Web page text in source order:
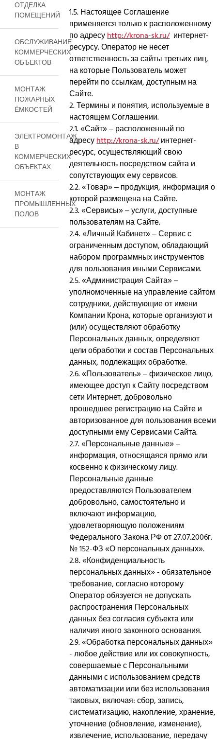
1.5. Настоящее Соглашение
применяется только к расположенному
по адресуhttp://krona-sk.ru/интернет-
ресурсу. Оператор не несет
ответственность за сайты третьих лиц,
на которые Пользователь может
перейти по ссылкам, доступным на
Сайте.
2. Термины и понятия, используемые в
настоящем Соглашении.
2.1. «Сайт» – расположенный по
адресуhttp://krona-sk.ru/интернет-
ресурс, осуществляющий свою
деятельность посредством сайта и
сопутствующих ему сервисов.
2.2. «Товар» – продукция, информация о
которой размещена на Сайте.
2.3. «Сервисы» – услуги, доступные
пользователям на Сайте.
2.4. «Личный Кабинет» – Сервис с
ограниченным доступом, обладающий
набором программных инструментов
для пользования иными Сервисами.
2.5. «Администрация Сайта» –
уполномоченные на управление сайтом
сотрудники, действующие от имени
Компании Крона, которые организуют и
(или) осуществляют обработку
Персональных данных, определяют
цели обработки и состав Персональных
данных, подлежащих обработке.
2.6. «Пользователь» – физическое лицо,
имеющее доступ к Сайту посредством
сети Интернет, добровольно
прошедшее регистрацию на Сайте и
авторизованное для пользования всеми
доступными ему Сервисами Сайта.
2.7. «Персональные данные» –
информация, относящаяся прямо или
косвенно к физическому лицу.
Персональные данные
предоставляются Пользователем
добровольно, самостоятельно и
включают информацию,
удовлетворяющую положениям
Федерального Закона РФ от 27.07.2006г.
№ 152-ФЗ «О персональных данных».
2.8. «Конфиденциальность
персональных данных» - обязательное
требование, согласно которому
Оператор обязуется не допускать
распространения Персональных
данных без согласия субъекта или
наличия иного законного основания.
2.9. «Обработка персональных данных»
- любое действие или их совокупность,
совершаемые с Персональными
данными с использованием средств
автоматизации или без использования
таковых, включая: сбор, запись,
систематизацию, накопление, хранение,
уточнение (обновление, изменение),
извлечение, использование, передачу
ОТДЕЛКА
ПОМЕЩЕНИЙ
ОБСЛУЖИВАНИЕ
КОММЕРЧЕСКИХ
ОБЪЕКТОВ
МОНТАЖ
ПОЖАРНЫХ
ЁМКОСТЕЙ
ЭЛЕКТРОМОНТАЖ
В
КОММЕРЧЕСКИХ
ОБЪЕКТАХ
МОНТАЖ
ПРОМЫШЛЕННЫХ
ПОЛОВ